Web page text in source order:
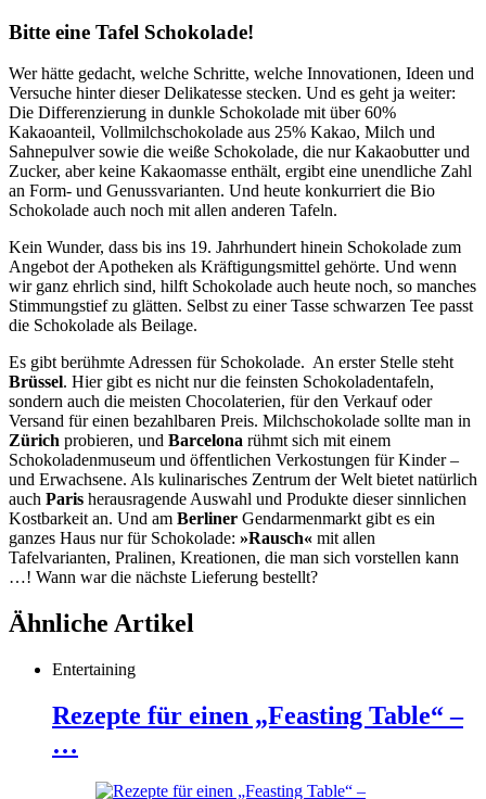
Bitte eine Tafel Schokolade!
Wer hätte gedacht, welche Schritte, welche Innovationen, Ideen und
Versuche hinter dieser Delikatesse stecken. Und es geht ja weiter:
Die Differenzierung in dunkle Schokolade mit über 60%
Kakaoanteil, Vollmilchschokolade aus 25% Kakao, Milch und
Sahnepulver sowie die weiße Schokolade, die nur Kakaobutter und
Zucker, aber keine Kakaomasse enthält, ergibt eine unendliche Zahl
an Form- und Genussvarianten. Und heute konkurriert die Bio
Schokolade auch noch mit allen anderen Tafeln.
Kein Wunder, dass bis ins 19. Jahrhundert hinein Schokolade zum
Angebot der Apotheken als Kräftigungsmittel gehörte. Und wenn
wir ganz ehrlich sind, hilft Schokolade auch heute noch, so manches
Stimmungstief zu glätten. Selbst zu einer Tasse schwarzen Tee passt
die Schokolade als Beilage.
Es gibt berühmte Adressen für Schokolade. An erster Stelle steht
Brüssel. Hier gibt es nicht nur die feinsten Schokoladentafeln,
sondern auch die meisten Chocolaterien, für den Verkauf oder
Versand für einen bezahlbaren Preis. Milchschokolade sollte man in
Zürich probieren, und Barcelona rühmt sich mit einem
Schokoladenmuseum und öffentlichen Verkostungen für Kinder –
und Erwachsene. Als kulinarisches Zentrum der Welt bietet natürlich
auch Paris herausragende Auswahl und Produkte dieser sinnlichen
Kostbarkeit an. Und am Berliner Gendarmenmarkt gibt es ein
ganzes Haus nur für Schokolade: »Rausch« mit allen
Tafelvarianten, Pralinen, Kreationen, die man sich vorstellen kann
…! Wann war die nächste Lieferung bestellt?
Ähnliche Artikel
Entertaining
Rezepte für einen „Feasting Table“ –
…